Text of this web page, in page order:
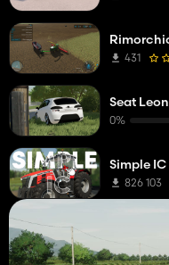
431
Seat Leon
0%
Simple IC
826 103